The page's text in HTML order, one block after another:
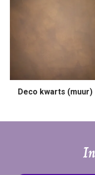
Deco kwarts (muur)